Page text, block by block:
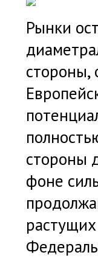
Рынки
стороны,
стороны
фоне